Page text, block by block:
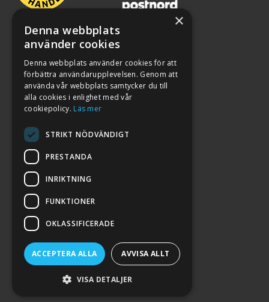
2026. ALL RIGHTS RESERVED.
POWERED BY EMPORI CMS
×
Denna webbplats
använder cookies
Denna webbplats använder cookies för att
förbättra användarupplevelsen. Genom att
använda vår webbplats samtycker du till
alla cookies i enlighet med vår
cookiepolicy. Läs mer
STRIKT NÖDVÄNDIGT
PRESTANDA
INRIKTNING
FUNKTIONER
OKLASSIFICERADE
ACCEPTERA ALLA AVVISA ALLT
VISA DETALJER